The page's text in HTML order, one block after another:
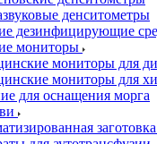
денситометры
дезинфицирующие
мониторы
мониторы для
мониторы для
для оснащения морга